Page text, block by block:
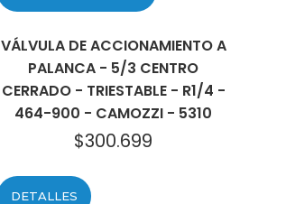
VÁLVULA DE ACCIONAMIENTO A
PALANCA - 5/3 CENTRO
CERRADO - TRIESTABLE - R1/4 -
464-900 - CAMOZZI - 5310
$300.699
DETALLES